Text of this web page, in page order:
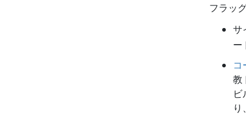
フラッ
サ
ー
コ
教
り